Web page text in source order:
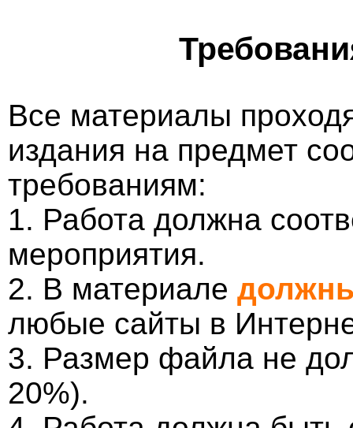
Все материалы
издания на предмет
требованиям:
1. Работа должна
мероприятия.
2. В материале
любые сайты в
3. Размер файла не
20%).